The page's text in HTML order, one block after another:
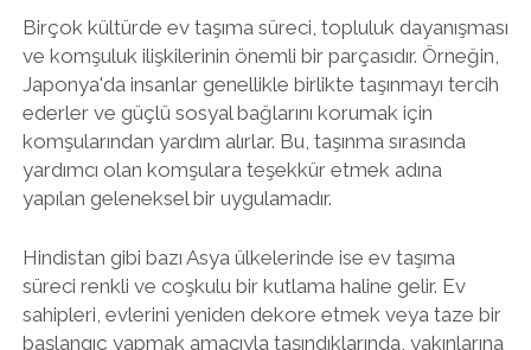
Birçok kültürde ev taşıma süreci, topluluk dayanışması
ve komşuluk ilişkilerinin önemli bir parçasıdır. Örneğin,
Japonya'da insanlar genellikle birlikte taşınmayı tercih
ederler ve güçlü sosyal bağlarını korumak için
komşularından yardım alırlar. Bu, taşınma sırasında
yardımcı olan komşulara teşekkür etmek adına
yapılan geleneksel bir uygulamadır.
Hindistan gibi bazı Asya ülkelerinde ise ev taşıma
süreci renkli ve coşkulu bir kutlama haline gelir. Ev
sahipleri, evlerini yeniden dekore etmek veya taze bir
başlangıç yapmak amacıyla taşındıklarında, yakınlarına